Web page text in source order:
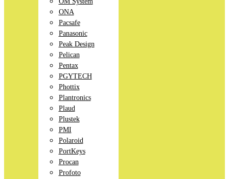
ONA
Pacsafe
Panasonic
Peak Design
Pelican
Pentax
PGYTECH
Phottix
Plantronics
Plaud
Plustek
PMI
Polaroid
PortKeys
Procan
Profoto